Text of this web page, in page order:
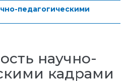
педагогическими
научно-
кадрами